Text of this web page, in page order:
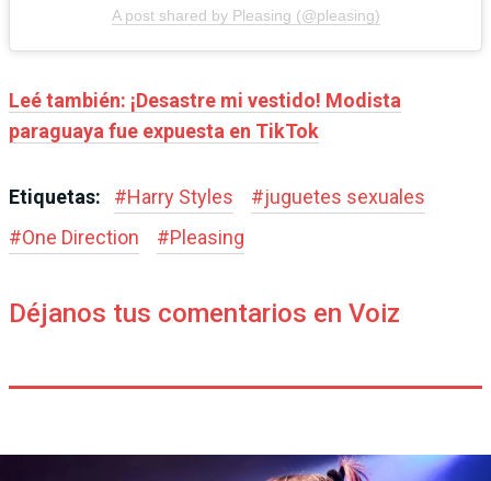
A post shared by Pleasing (@pleasing)
Leé también: ¡Desastre mi vestido! Modista
paraguaya fue expuesta en TikTok
Etiquetas: #Harry Styles #juguetes sexuales
#One Direction #Pleasing
Déjanos tus comentarios en Voiz